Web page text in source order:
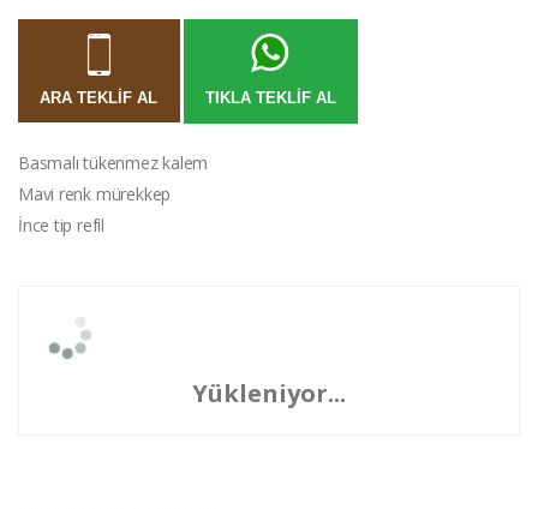
ARA TEKLIF AL TIKLA TEKLIF AL
Basmalı tükenmez kalem
Mavi renk mürekkep
İnce tip refil
Yükleniyor...